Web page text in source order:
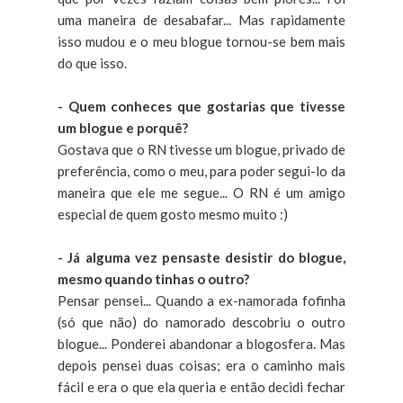
uma maneira de desabafar... Mas rapidamente
isso mudou e o meu blogue tornou-se bem mais
do que isso.
- Quem conheces que gostarias que tivesse
um blogue e porquê?
Gostava que o RN tivesse um blogue, privado de
preferência, como o meu, para poder segui-lo da
maneira que ele me segue... O RN é um amigo
especial de quem gosto mesmo muito :)
- Já alguma vez pensaste desistir do blogue,
mesmo quando tinhas o outro?
Pensar pensei... Quando a ex-namorada fofinha
(só que não) do namorado descobriu o outro
blogue... Ponderei abandonar a blogosfera. Mas
depois pensei duas coisas; era o caminho mais
fácil e era o que ela queria e então decidi fechar